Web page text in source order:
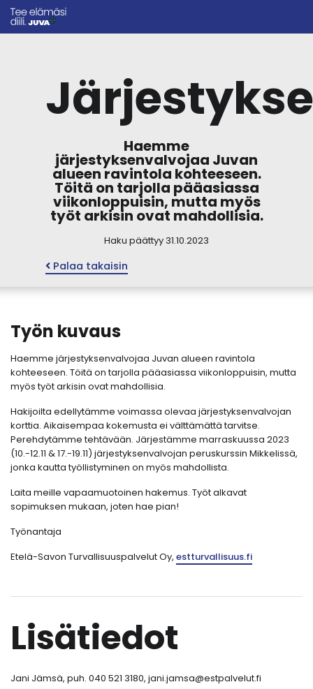
Haemme
järjestyksenvalvojaa Juvan
alueen ravintola kohteeseen.
Töitä on tarjolla pääasiassa
viikonloppuisin, mutta myös
työt arkisin ovat mahdollisia.
Haku päättyy 31.10.2023
Palaa takaisin
Työn kuvaus
Haemme järjestyksenvalvojaa Juvan alueen ravintola
kohteeseen. Töitä on tarjolla pääasiassa viikonloppuisin, mutta
myös työt arkisin ovat mahdollisia.
Hakijoilta edellytämme voimassa olevaa järjestyksenvalvojan
korttia. Aikaisempaa kokemusta ei välttämättä tarvitse.
Perehdytämme tehtävään. Järjestämme marraskuussa 2023
(10.-12.11 & 17.-19.11) järjestyksenvalvojan peruskurssin Mikkelissä,
jonka kautta työllistyminen on myös mahdollista.
Laita meille vapaamuotoinen hakemus. Työt alkavat
sopimuksen mukaan, joten hae pian!
Työnantaja
Etelä-Savon Turvallisuuspalvelut Oy, estturvallisuus.fi⁠
Lisätiedot
Jani Jämsä, puh. 040 521 3180, jani.jamsa@estpalvelut.fi